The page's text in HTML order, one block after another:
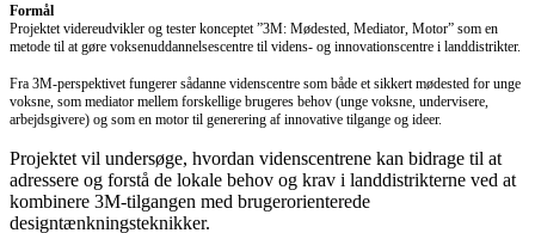
Formål
Projektet videreudvikler og tester konceptet ”3M: Mødested, Mediator, Motor” som en
metode til at gøre voksenuddannelsescentre til videns- og innovationscentre i landdistrikter.
Fra 3M-perspektivet fungerer sådanne videnscentre som både et sikkert mødested for unge
voksne, som mediator mellem forskellige brugeres behov (unge voksne, undervisere,
arbejdsgivere) og som en motor til generering af innovative tilgange og ideer.
Projektet vil undersøge, hvordan videnscentrene kan bidrage til at
adressere og forstå de lokale behov og krav i landdistrikterne ved at
kombinere 3M-tilgangen med brugerorienterede
designtænkningsteknikker.